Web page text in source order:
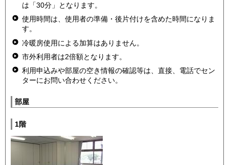
は「30分」となります。
使用時間は、使用者の準備・後片付けを含めた時間になりま
す。
冷暖房使用による加算はありません。
市外利用者は2倍額となります。
利用申込みや部屋の空き情報の確認等は、直接、電話でセン
ターにお問い合わせください。
部屋
1階